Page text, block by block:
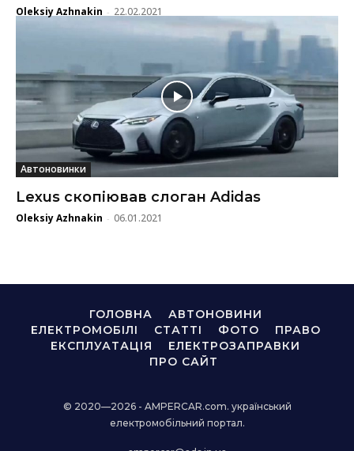
Oleksiy Azhnakin - 22.02.2021
Автоновинки
Lexus скопіював слоган Adidas
Oleksiy Azhnakin - 06.01.2021
ГОЛОВНА
АВТОНОВИНИ
ЕЛЕКТРОМОБІЛІ
СТАТТІ ФОТО
ПРАВО
ЕКСПЛУАТАЦІЯ
ЕЛЕКТРОЗАПРАВКИ
ПРО САЙТ
© 2020—2026 - AMPERCAR.com. український
електромобільний портал.